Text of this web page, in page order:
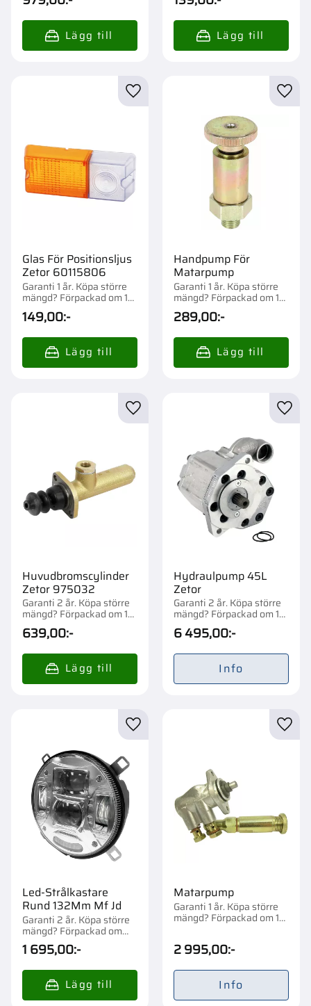
Glas För Positionsljus
Zetor 60115806
Garanti 1 år. Köpa större
mängd? Förpackad om 1
st.
149,00:-
Lägg till i favoriter
Handpump För
Matarpump
Garanti 1 år. Köpa större
mängd? Förpackad om 1
st.
289,00:-
Huvudbromscylinder
Zetor 975032
Garanti 2 år. Köpa större
mängd? Förpackad om 1
st.
639,00:-
Lägg till i favoriter
Hydraulpump 45L
Zetor
Garanti 2 år. Köpa större
mängd? Förpackad om 1
st.
6 495,00:-
Info
Led-Strålkastare
Rund 132Mm Mf Jd
Garanti 2 år. Köpa större
mängd? Förpackad om
1/12 st.
1 695,00:-
Lägg till i favoriter
Matarpump
Garanti 1 år. Köpa större
mängd? Förpackad om 1
2 995,00:-
Info